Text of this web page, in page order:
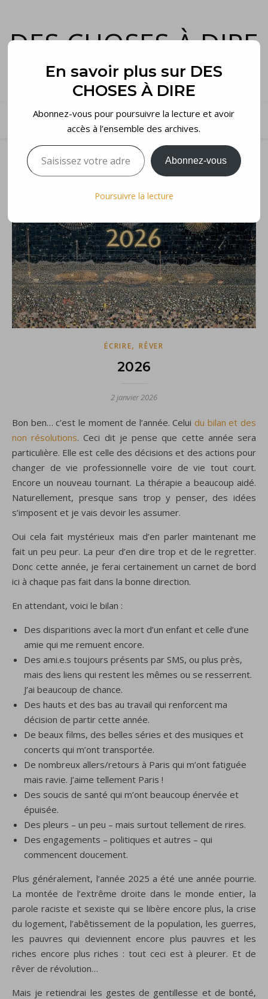
DES CHOSES À DIRE
et voilà…
ÉCRIRE,RÊVER
2026
2 janvier 2026
Bon ben… c’est le moment de l’année. Celui du bilan et des
non résolutions. Ceci dit je pense que cette année sera
particulière. Elle est celle des décisions et des actions pour
changer de vie professionnelle voire de vie tout court.
Encore un nouveau tournant. La thérapie a beaucoup aidé.
Naturellement, presque sans trop y penser, des idées
s’imposent et je vais devoir les assumer.
Oui cela fait mystérieux mais d’en parler maintenant me
fait un peu peur. La peur d’en dire trop et de le regretter.
Donc cette année, je ferai certainement un carnet de bord
ici à chaque pas fait dans la bonne direction.
En attendant, voici le bilan :
Des disparitions avec la mort d’un enfant et celle d’une
amie qui me remuent encore.
Des ami.e.s toujours présents par SMS, ou plus près,
mais des liens qui restent les mêmes ou se resserrent.
J’ai beaucoup de chance.
Des hauts et des bas au travail qui renforcent ma
décision de partir cette année.
De beaux films, des belles séries et des musiques et
concerts qui m’ont transportée.
De nombreux allers/retours à Paris qui m’ont fatiguée
mais ravie. J’aime tellement Paris !
Des soucis de santé qui m’ont beaucoup énervée et
épuisée.
Des pleurs – un peu – mais surtout tellement de rires.
Des engagements – politiques et autres – qui
commencent doucement.
Plus généralement, l’année 2025 a été une année pourrie.
La montée de l’extrême droite dans le monde entier, la
parole raciste et sexiste qui se libère encore plus, la crise
du logement, l’abêtissement de la population, les guerres,
les pauvres qui deviennent encore plus pauvres et les
riches encore plus riches : tout ceci est à pleurer. Et de
rêver de révolution…
Mais je retiendrai les gestes de gentillesse et de bonté,
En savoir plus sur DES
CHOSES À DIRE
Abonnez-vous pour poursuivre la lecture et avoir
accès à l’ensemble des archives.
Saisissez votre adresse e-mail…
Abonnez-vous
Poursuivre la lecture